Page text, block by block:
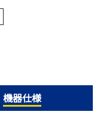
機器仕様